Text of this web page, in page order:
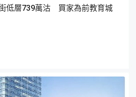
低層739萬沽 買家為前教育城